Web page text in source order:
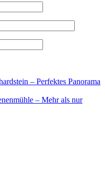
– Perfektes Panorama
– Mehr als nur